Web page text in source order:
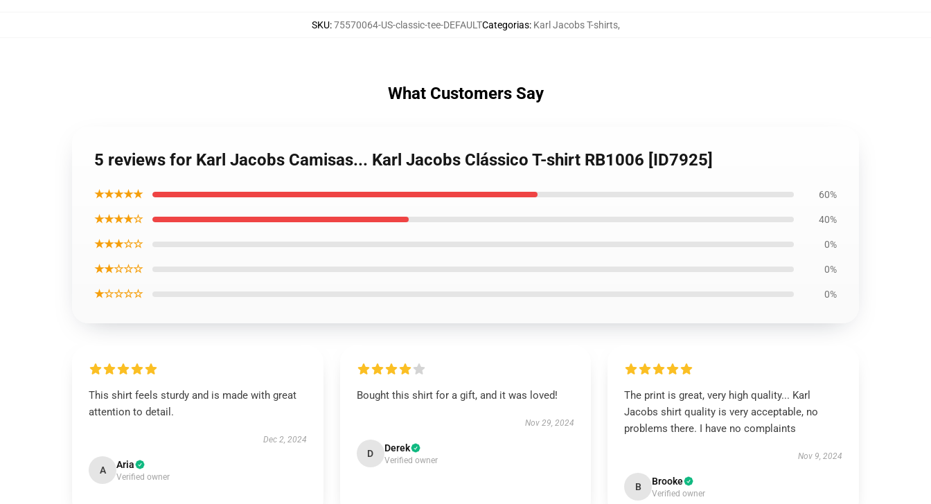
SKU:75570064-US-classic-tee-DEFAULTCategorias: Karl Jacobs T-shirts,
What Customers Say
5 reviews for Karl Jacobs Camisas... Karl Jacobs Clássico T-shirt RB1006 [ID7925]
★★★★★ 60%
★★★★☆ 40%
★★★☆☆ 0%
★★☆☆☆ 0%
★☆☆☆☆ 0%
This shirt feels sturdy and is made with great
attention to detail.
Dec 2, 2024
A Aria
Verified owner
Bought this shirt for a gift, and it was loved!
Nov 29, 2024
D Derek
Verified owner
The print is great, very high quality... Karl
Jacobs shirt quality is very acceptable, no
problems there. I have no complaints
Nov 9, 2024
B Brooke
Verified owner